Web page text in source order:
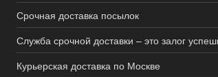
Срочная доставка посылок
Служба срочной доставки – это залог
Курьерская доставка по Москве